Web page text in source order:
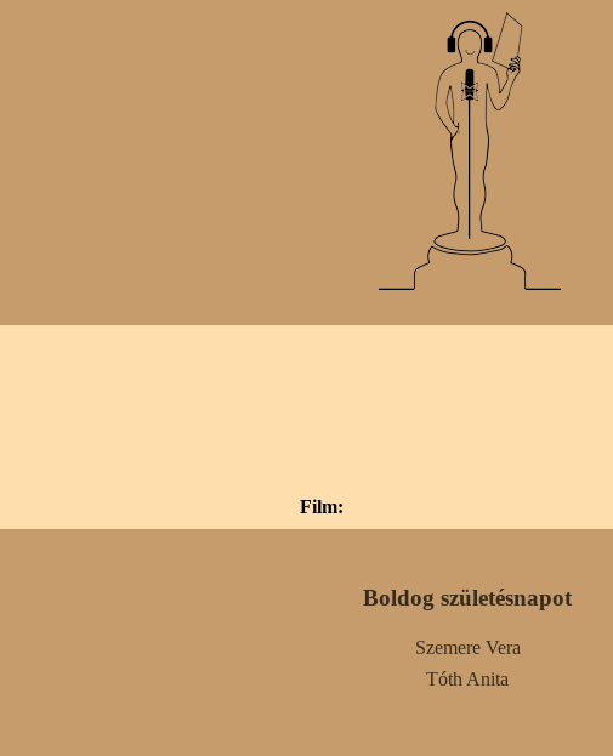
Film:
Boldog születésnapot
Szemere Vera
Tóth Anita